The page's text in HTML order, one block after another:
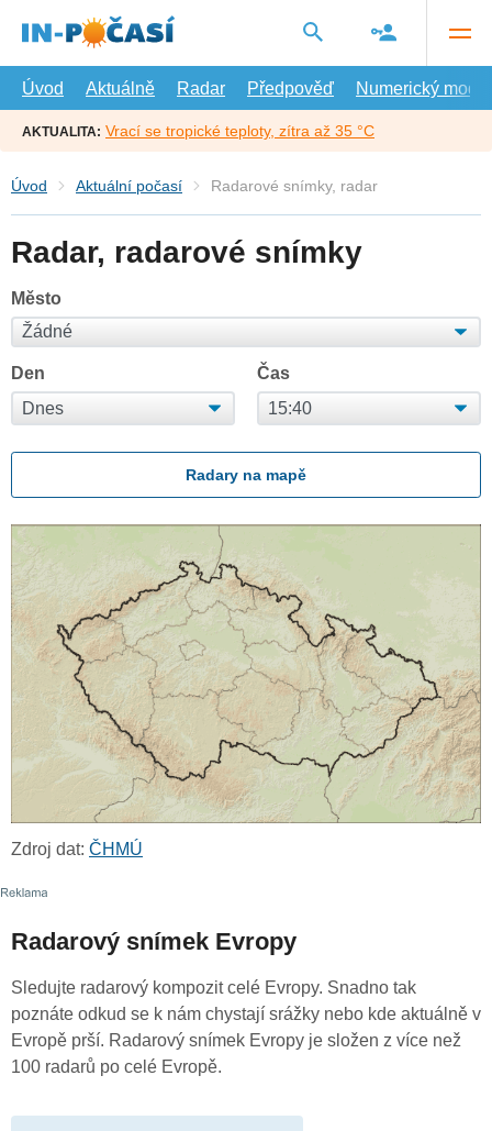
hlavní
Úvod
Aktuálně Radar Předpověď Numerický model
AKTUALITA: Vrací se tropické teploty, zítra až 35 °C
Úvod Aktuální počasí Radarové snímky, radar
Radar, radarové snímky
Město
Den Čas
Radary na mapě
Zdroj dat: ČHMÚ
Radarový snímek Evropy
Sledujte radarový kompozit celé Evropy. Snadno tak
poznáte odkud se k nám chystají srážky nebo kde aktuálně v
Evropě prší. Radarový snímek Evropy je složen z více než
100 radarů po celé Evropě.